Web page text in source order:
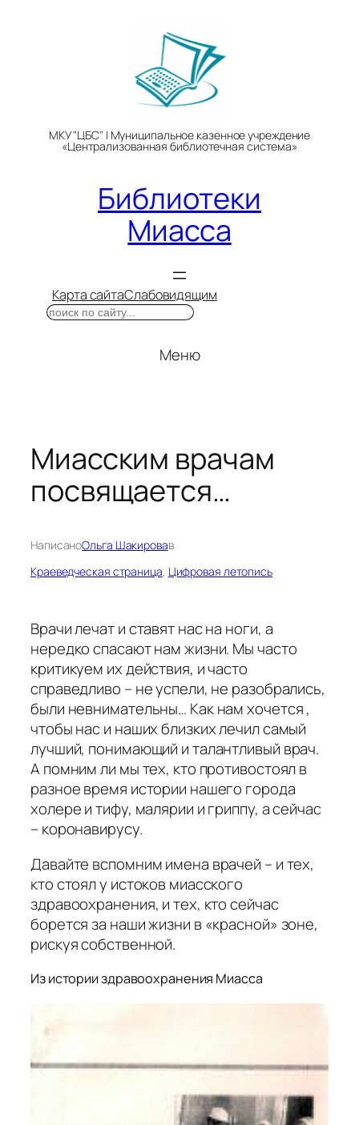
МКУ "ЦБС" | Муниципальное казенное учреждение
«Централизованная библиотечная система»
Библиотеки
Миасса
Карта сайтаСлабовидящим
Поиск
Меню
Миасским врачам
посвящается…
НаписаноОльга Шакировав
Краеведческая страница, Цифровая летопись
Врачи лечат и ставят нас на ноги, а
нередко спасают нам жизни. Мы часто
критикуем их действия, и часто
справедливо – не успели, не разобрались,
были невнимательны… Как нам хочется ,
чтобы нас и наших близких лечил самый
лучший, понимающий и талантливый врач.
А помним ли мы тех, кто противостоял в
разное время истории нашего города
холере и тифу, малярии и гриппу, а сейчас
– коронавирусу.
Давайте вспомним имена врачей – и тех,
кто стоял у истоков миасского
здравоохранения, и тех, кто сейчас
борется за наши жизни в «красной» зоне,
рискуя собственной.
Из истории здравоохранения Миасса